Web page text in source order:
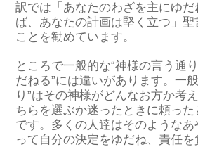
訳では「あなたのわざを主にゆ
ば、あなたの計画は堅く立つ」
ことを勧めています。
ところで一般的な“神様の言う通
だねる”には違いがあります。一
り”はその神様がどんなお方か考
ちらを選ぶか迷ったときに頼っ
です。多くの人達はそのような
って自分の決定をゆだね、責任を